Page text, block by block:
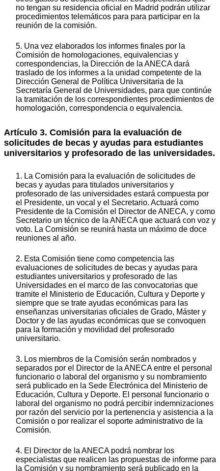
no tengan su residencia oficial en Madrid podrán utilizar
procedimientos telemáticos para para participar en la
reunión de la comisión.
5. Una vez elaborados los informes finales por la
Comisión de homologaciones, equivalencias y
correspondencias, la Dirección de la ANECA dará
traslado de los informes a la unidad competente de la
Dirección General de Política Universitaria de la
Secretaría General de Universidades, para que continúe
la tramitación de los correspondientes procedimientos de
homologación, correspondencia o equivalencia.
Artículo 3. Comisión para la evaluación de
solicitudes de becas y ayudas para estudiantes
universitarios y profesorado de las universidades.
1. La Comisión para la evaluación de solicitudes de
becas y ayudas para titulados universitarios y
profesorado de las universidades estará compuesta por
el Presidente, un vocal y el Secretario. Actuará como
Presidente de la Comisión el Director de ANECA, y como
Secretario un técnico de la ANECA que actuará con voz y
voto. La Comisión se reunirá hasta un máximo de doce
reuniones al año.
2. Esta Comisión tiene como competencia las
evaluaciones de solicitudes de becas y ayudas para
estudiantes universitarios y profesorado de las
Universidades en el marco de las convocatorias que
tramite el Ministerio de Educación, Cultura y Deporte y
siempre que se trate ayudas económicas para las
enseñanzas universitarias oficiales de Grado, Máster y
Doctor y de las ayudas económicas que se convoquen
para la formación y movilidad del profesorado
universitario.
3. Los miembros de la Comisión serán nombrados y
separados por el Director de la ANECA entre el personal
funcionario o laboral del organismo y su nombramiento
será publicado en la Sede Electrónica del Ministerio de
Educación, Cultura y Deporte. El personal funcionario o
laboral del organismo no podrá percibir indemnizaciones
por razón del servicio por la pertenencia y asistencia a la
Comisión o por realizar el soporte administrativo de la
Comisión.
4. El Director de la ANECA podrá nombrar los
especialistas que realicen las propuestas de informe para
la Comisión y su nombramiento será publicado en la